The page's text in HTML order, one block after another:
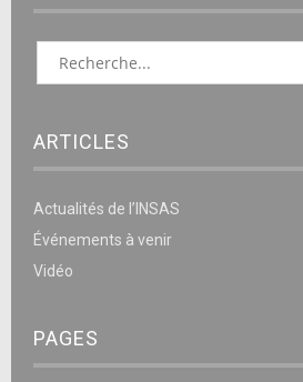
ARTICLES
Actualités de l’INSAS
Événements à venir
Vidéo
PAGES